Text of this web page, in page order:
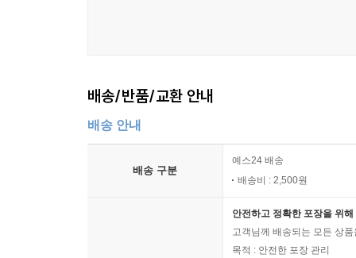
배송/반품/교환 안내
배송 안내
배송 구분
예스24 배송
배송비 : 2,500원
안전하고 정확한 포장을 위
고객님께 배송되는 모든 상
목적 : 안전한 포장 관리